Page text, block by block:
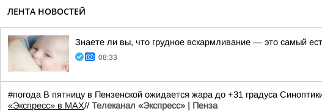
ЛЕНТА НОВОСТЕЙ
Знаете ли вы, что грудное вскармливание — это самый
08:33
#погода В пятницу в Пензенской ожидается жара до +31 градуса
«Экспресс» в MAX// Телеканал «Экспресс» | Пенза